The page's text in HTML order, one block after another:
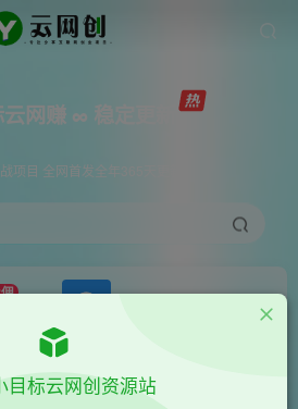
网赚 ∞ 稳定更新
项目 全网首发全年365天更新
正文
目标云网创资源站